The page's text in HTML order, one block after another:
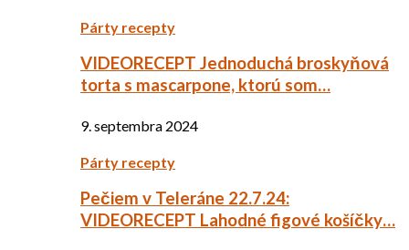
Párty recepty
VIDEORECEPT Jednoduchá broskyňová
torta s mascarpone, ktorú som…
9. septembra 2024
Párty recepty
Pečiem v Teleráne 22.7.24:
VIDEORECEPT Lahodné figové košíčky…